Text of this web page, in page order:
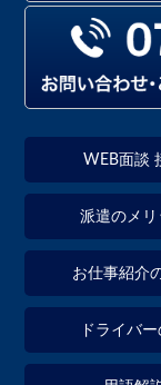
WEB面談
派遣のメリ
お仕事紹介
ドライバ